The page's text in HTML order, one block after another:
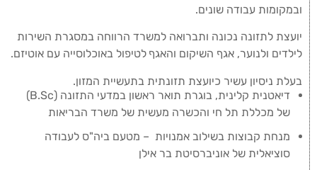
ובמקומות עבודה שונים.
יועצת לתזונה נכונה ותברואה למשרד הרווחה במסגרת השירות
לילדים ולנוער, אגף השיקום והאגף לטיפול באוכלוסייה עם אוטיזם.
בעלת ניסיון עשיר כיועצת תזונתית בתעשיית המזון.
דיאטנית קלינית, בוגרת תואר ראשון במדעי התזונה (B.Sc)
של מכללת תל חי והכשרה מעשית של משרד הבריאות
מנחת קבוצות בשילוב אמנויות – מטעם ביה"ס לעבודה
סוציאלית של אוניברסיטת בר אילן